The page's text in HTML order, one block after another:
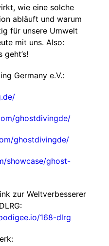
wie eine solche
abläuft und warum
für unsere Umwelt
mit uns. Also:
Germany e.V.:
ghostdivingde/
ghostdivingde/
showcase/ghost-
zur Weltverbesserer
168-dlrg